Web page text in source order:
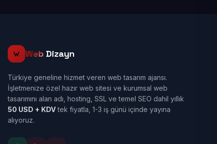
Web Dizayn
Türkiye geneline hizmet veren web tasarım ajansı.
İşletmenize özel hazır web sitesi ve kurumsal web
tasarımını alan adı, hosting, SSL ve temel SEO dahil yıllık
50 USD + KDVtek fiyatla, 1-3 iş günü içinde yayına
alıyoruz.